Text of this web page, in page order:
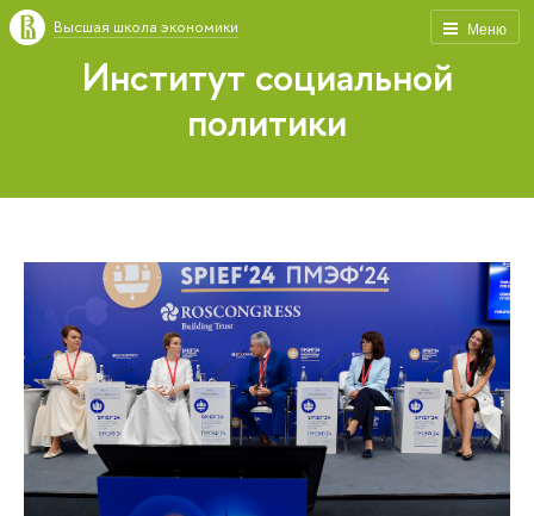
Меню
Высшая школа экономики
Институт социальной
политики